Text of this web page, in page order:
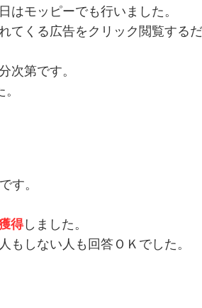
はモッピーでも行いました。
てくる広告をクリック閲覧する
次第です。
す。
得しました。
もしない人も回答ＯＫでした。